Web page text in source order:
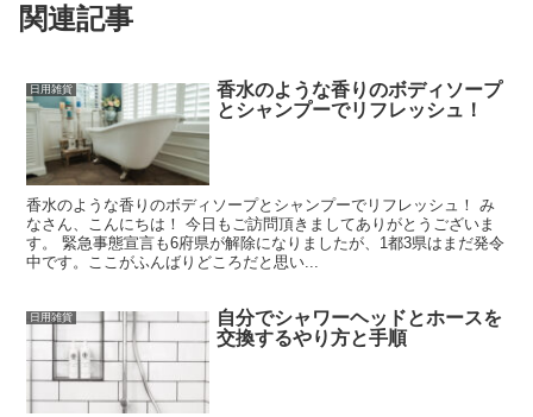
関連記事
日用雑貨
香水のような香りのボディソープ
とシャンプーでリフレッシュ！
香水のような香りのボディソープとシャンプーでリフレッシュ！ み
なさん、こんにちは！ 今日もご訪問頂きましてありがとうございま
す。 緊急事態宣言も6府県が解除になりましたが、1都3県はまだ発令
中です。ここがふんばりどころだと思い...
日用雑貨
自分でシャワーヘッドとホースを
交換するやり方と手順